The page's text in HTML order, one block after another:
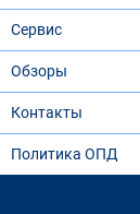
Сервис
Обзоры
Контакты
Политика ОПД